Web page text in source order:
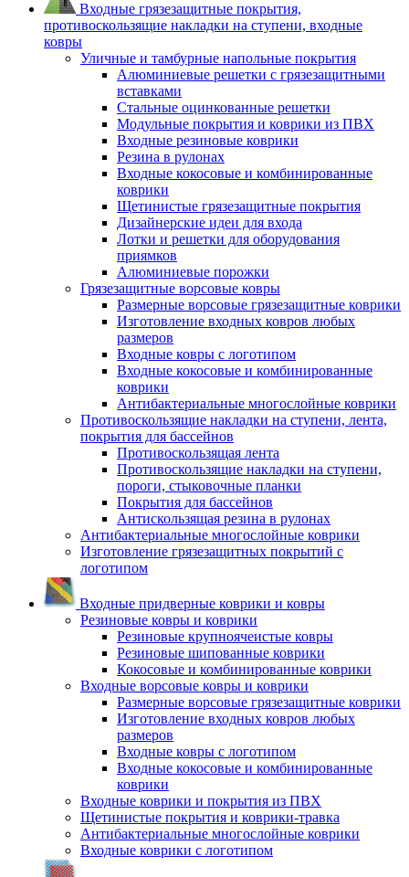
Входные грязезащитные покрытия,
противоскользящие накладки на ступени, входные
ковры
Уличные и тамбурные напольные покрытия
Алюминиевые решетки с грязезащитными
вставками
Стальные оцинкованные решетки
Модульные покрытия и коврики из ПВХ
Входные резиновые коврики
Резина в рулонах
Входные кокосовые и комбинированные
коврики
Щетинистые грязезащитные покрытия
Дизайнерские идеи для входа
Лотки и решетки для оборудования
приямков
Алюминиевые порожки
Грязезащитные ворсовые ковры
Размерные ворсовые грязезащитные коврики
Изготовление входных ковров любых
размеров
Входные ковры с логотипом
Входные кокосовые и комбинированные
коврики
Антибактериальные многослойные коврики
Противоскользящие накладки на ступени, лента,
покрытия для бассейнов
Противоскользящая лента
Противоскользящие накладки на ступени,
пороги, стыковочные планки
Покрытия для бассейнов
Антискользящая резина в рулонах
Антибактериальные многослойные коврики
Изготовление грязезащитных покрытий с
логотипом
Входные придверные коврики и ковры
Резиновые ковры и коврики
Резиновые крупноячеистые ковры
Резиновые шипованные коврики
Кокосовые и комбинированные коврики
Входные ворсовые ковры и коврики
Размерные ворсовые грязезащитные коврики
Изготовление входных ковров любых
размеров
Входные ковры с логотипом
Входные кокосовые и комбинированные
коврики
Входные коврики и покрытия из ПВХ
Щетинистые покрытия и коврики-травка
Антибактериальные многослойные коврики
Входные коврики с логотипом